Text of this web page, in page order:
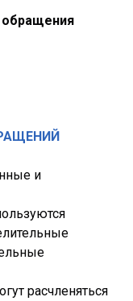
обращения
и
расчленяться